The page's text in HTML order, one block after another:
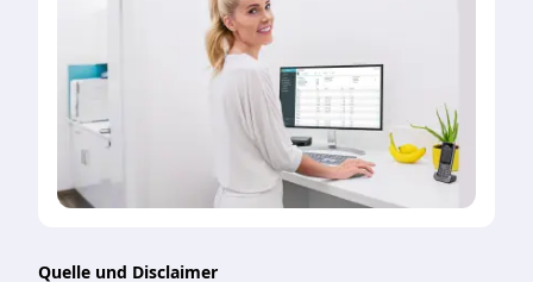
Quelle und Disclaimer